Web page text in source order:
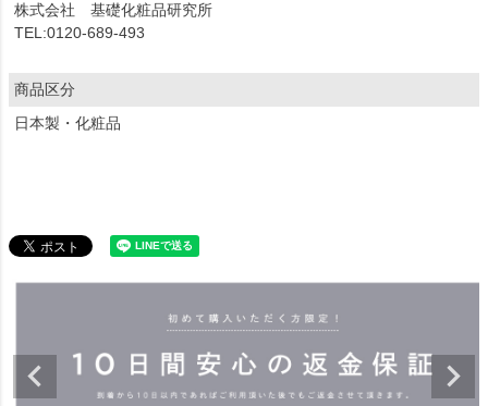
株式会社 基礎化粧品研究所
TEL:0120-689-493
商品区分
日本製・化粧品